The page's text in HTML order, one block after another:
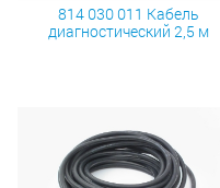
814 030 011 Кабель
диагностический 2,5 м